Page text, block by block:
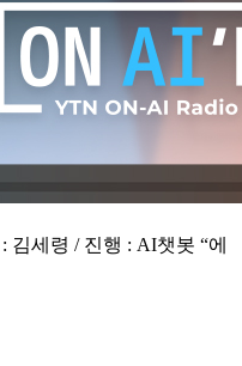
김세령 / 진행 : AI챗봇 “에